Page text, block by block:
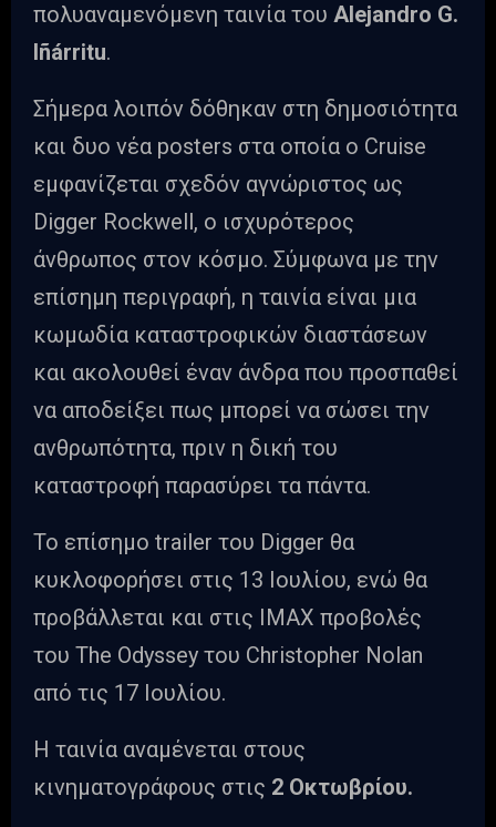
πολυαναμενόμενη ταινία του Alejandro G.
Iñárritu.
Σήμερα λοιπόν δόθηκαν στη δημοσιότητα
και δυο νέα posters στα οποία ο Cruise
εμφανίζεται σχεδόν αγνώριστος ως
Digger Rockwell, ο ισχυρότερος
άνθρωπος στον κόσμο. Σύμφωνα με την
επίσημη περιγραφή, η ταινία είναι μια
κωμωδία καταστροφικών διαστάσεων
και ακολουθεί έναν άνδρα που προσπαθεί
να αποδείξει πως μπορεί να σώσει την
ανθρωπότητα, πριν η δική του
καταστροφή παρασύρει τα πάντα.
Το επίσημο trailer του Digger θα
κυκλοφορήσει στις 13 Ιουλίου, ενώ θα
προβάλλεται και στις IMAX προβολές
του The Odyssey του Christopher Nolan
από τις 17 Ιουλίου.
Η ταινία αναμένεται στους
κινηματογράφους στις 2 Οκτωβρίου.